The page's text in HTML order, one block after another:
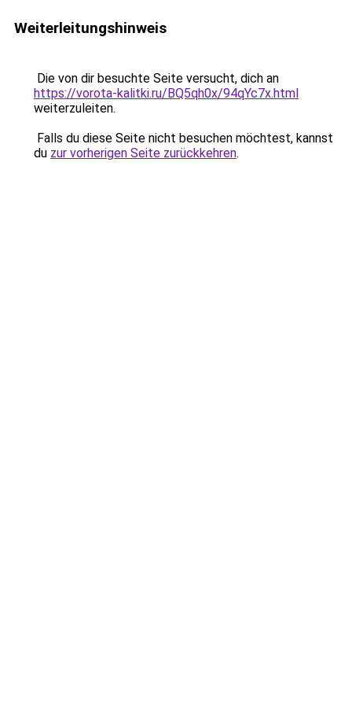
Weiterleitungshinweis
Die von dir besuchte Seite versucht, dich an
https://vorota-kalitki.ru/BQ5qh0x/94qYc7x.html
weiterzuleiten.
Falls du diese Seite nicht besuchen möchtest, kannst
du zur vorherigen Seite zurückkehren.